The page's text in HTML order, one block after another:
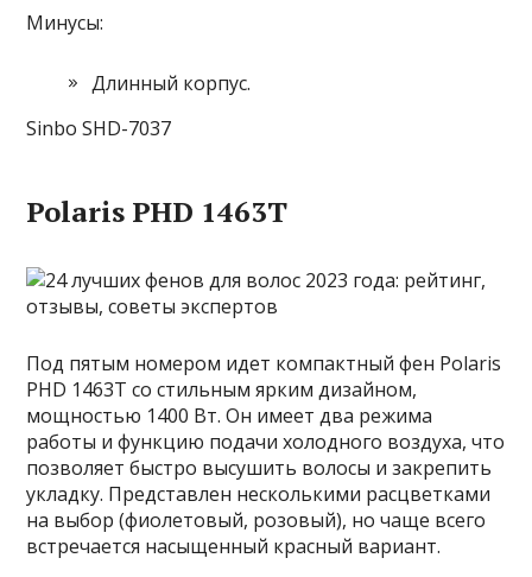
Минусы:
Длинный корпус.
Sinbo SHD-7037
Polaris PHD 1463T
Под пятым номером идет компактный фен Polaris
PHD 1463T со стильным ярким дизайном,
мощностью 1400 Вт. Он имеет два режима
работы и функцию подачи холодного воздуха, что
позволяет быстро высушить волосы и закрепить
укладку. Представлен несколькими расцветками
на выбор (фиолетовый, розовый), но чаще всего
встречается насыщенный красный вариант.